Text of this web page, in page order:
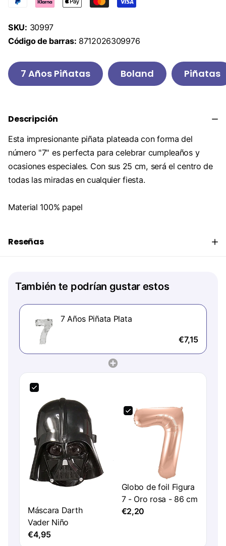
SKU: 30997
Código de barras: 8712026309976
7 Años Piñatas Boland Piñatas
Descripción
Esta impresionante piñata plateada con forma del
número "7" es perfecta para celebrar cumpleaños y
ocasiones especiales. Con sus 25 cm, será el centro de
todas las miradas en cualquier fiesta.
Material 100% papel
Reseñas
También te podrían gustar estos
7 Años Piñata Plata
€7,15
Máscara Darth
Vader Niño
€4,95
Globo de foil Figura
7 - Oro rosa - 86 cm
€2,20